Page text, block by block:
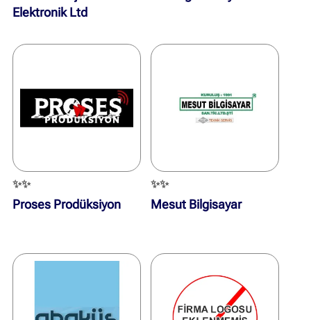
Elektronik Ltd
✨✨
Proses Prodüksiyon
✨✨
Mesut Bilgisayar